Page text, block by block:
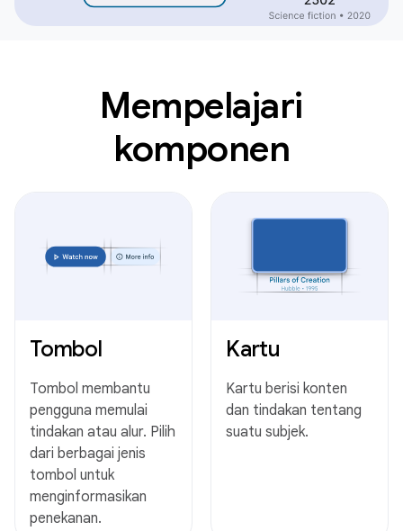
Mempelajari
komponen
Tombol
Tombol membantu
pengguna memulai
tindakan atau alur. Pilih
dari berbagai jenis
tombol untuk
menginformasikan
penekanan.
Kartu
Kartu berisi konten
dan tindakan tentang
suatu subjek.